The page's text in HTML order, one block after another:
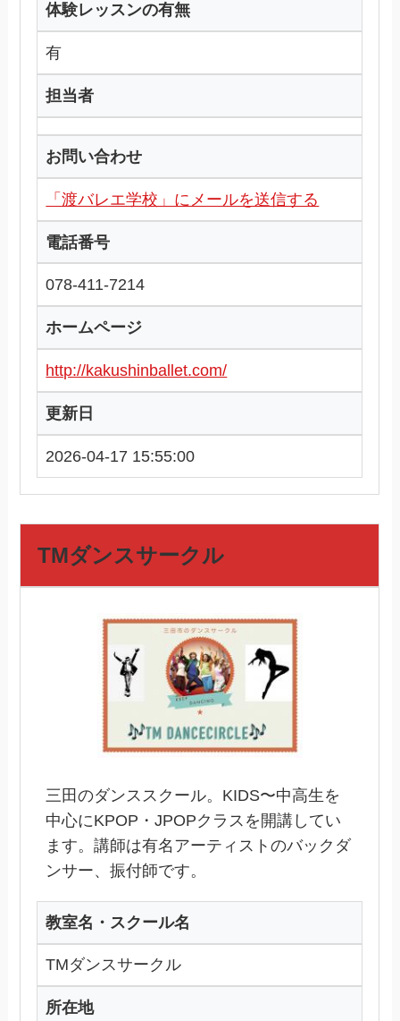
体験レッスンの有無
有
担当者
お問い合わせ
「渡バレエ学校」にメールを送信する
電話番号
078-411-7214
ホームページ
http://kakushinballet.com/
更新日
2026-04-17 15:55:00
TMダンスサークル
三田のダンススクール。KIDS〜中高生を
中心にKPOP・JPOPクラスを開講してい
ます。講師は有名アーティストのバックダ
ンサー、振付師です。
教室名・スクール名
TMダンスサークル
所在地